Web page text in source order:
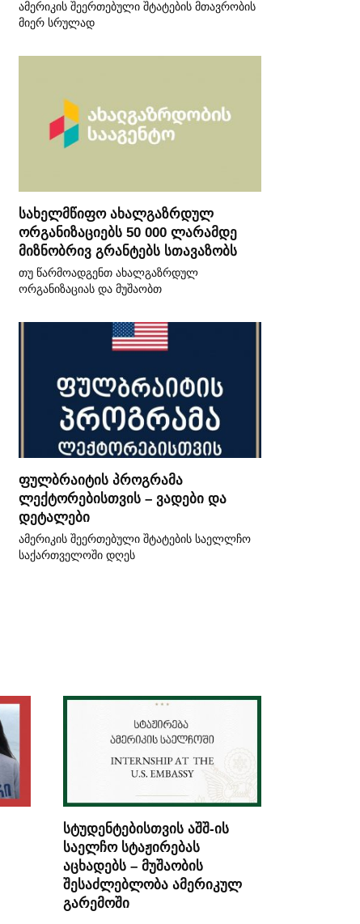
ამერიკის შეერთებული შტატების მთავრობის
მიერ სრულად
სახელმწიფო ახალგაზრდულ
ორგანიზაციებს 50 000 ლარამდე
მიზნობრივ გრანტებს სთავაზობს
თუ წარმოადგენთ ახალგაზრდულ
ორგანიზაციას და მუშაობთ
ფულბრაიტის პროგრამა
ლექტორებისთვის – ვადები და
დეტალები
ამერიკის შეერთებული შტატების საელლჩო
საქართველოში დღეს
სტუდენტებისთვის აშშ-ის
საელჩო სტაჟირებას
აცხადებს – მუშაობის
შესაძლებლობა ამერიკულ
გარემოში